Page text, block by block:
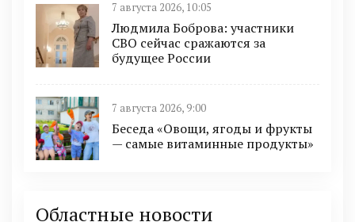
7 августа 2026, 10:05
Людмила Боброва: участники
СВО сейчас сражаются за
будущее России
7 августа 2026, 9:00
Беседа «Овощи, ягоды и фрукты
— самые витаминные продукты»
Областные новости